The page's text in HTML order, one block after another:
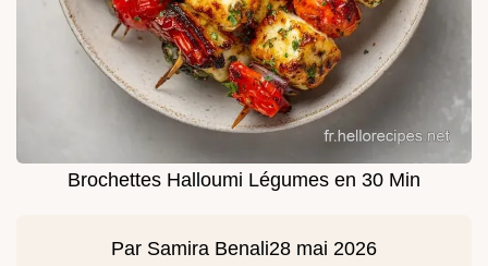
Brochettes Halloumi Légumes en 30 Min
Par Samira Benali28 mai 2026